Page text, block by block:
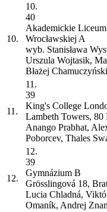
10.
10.
40
Akademickie
Wrocławskiej A
wyb. Stanisława
Urszula Wojtasik,
Błażej
11.
11.
39
King's College
Lambeth Towers,
Anango Prabhat,
Poborcev, Thales
12.
12.
39
Gymnázium B
Grösslingová 18,
Lucia Chladná,
Omaník, Andrej